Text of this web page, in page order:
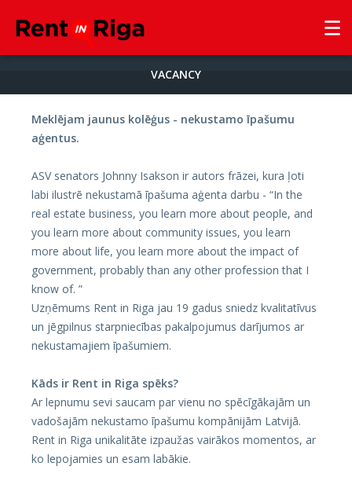
VACANCY
Meklējam jaunus kolēģus - nekustamo īpašumu
aģentus.
ASV senators Johnny Isakson ir autors frāzei, kura ļoti
labi ilustrē nekustamā īpašuma aģenta darbu - “In the
real estate business, you learn more about people, and
you learn more about community issues, you learn
more about life, you learn more about the impact of
government, probably than any other profession that I
know of. ”
Uzņēmums Rent in Riga jau 19 gadus sniedz kvalitatīvus
un jēgpilnus starpniecības pakalpojumus darījumos ar
nekustamajiem īpašumiem.
Kāds ir Rent in Riga spēks?
Ar lepnumu sevi saucam par vienu no spēcīgākajām un
vadošajām nekustamo īpašumu kompānijām Latvijā.
Rent in Riga unikalitāte izpaužas vairākos momentos, ar
ko lepojamies un esam labākie.